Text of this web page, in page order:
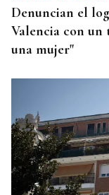
Denuncian el
Valencia con un
una mujer"